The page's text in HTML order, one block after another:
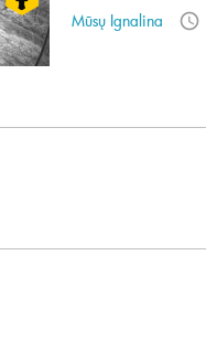
Mūsų Ignalina